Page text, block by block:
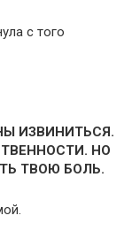
с того
ИЗВИНИТЬСЯ.
НО
ТВОЮ БОЛЬ.